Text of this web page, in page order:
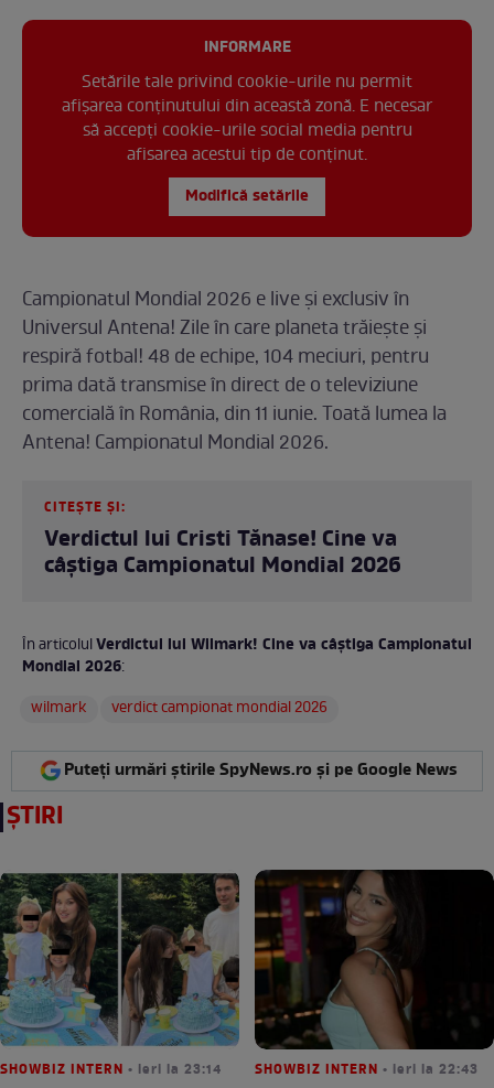
INFORMARE
Setările tale privind cookie-urile nu permit
afișarea conținutului din această zonă. E necesar
să accepți cookie-urile social media pentru
afisarea acestui tip de conținut.
Modifică setările
Campionatul Mondial 2026 e live și exclusiv în
Universul Antena! Zile în care planeta trăiește și
respiră fotbal! 48 de echipe, 104 meciuri, pentru
prima dată transmise în direct de o televiziune
comercială în România, din 11 iunie. Toată lumea la
Antena! Campionatul Mondial 2026.
CITEȘTE ȘI:
Verdictul lui Cristi Tănase! Cine va
câștiga Campionatul Mondial 2026
În articolulVerdictul lui Wilmark! Cine va câștiga Campionatul
Mondial 2026:
wilmark
verdict campionat mondial 2026
Puteți urmări știrile SpyNews.ro și pe Google News
ȘTIRI
SHOWBIZ INTERN • ieri la 23:14 SHOWBIZ INTERN • ieri la 22:43